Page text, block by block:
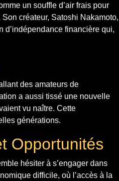
un souffle d’air frais pour
créateur, Satoshi Nakamoto,
d’indépendance financière qui,
des amateurs de
a aussi tissé une nouvelle
vu naître. Cette
générations.
Opportunités
hésiter à s’engager dans
difficile, où l’accès à la